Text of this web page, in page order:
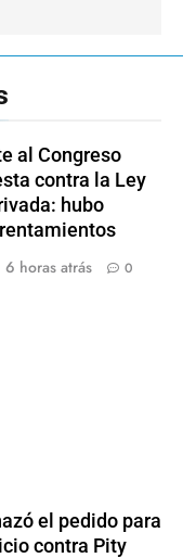
al Congreso
contra la Ley
hubo
6 horas atrás 0
el pedido para
contra Pity